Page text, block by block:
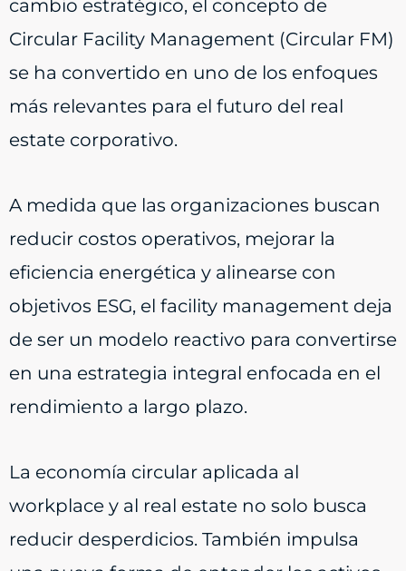
cambio estratégico, el concepto de
Circular Facility Management (Circular FM)
se ha convertido en uno de los enfoques
más relevantes para el futuro del real
estate corporativo.
A medida que las organizaciones buscan
reducir costos operativos, mejorar la
eficiencia energética y alinearse con
objetivos ESG, el facility management deja
de ser un modelo reactivo para convertirse
en una estrategia integral enfocada en el
rendimiento a largo plazo.
La economía circular aplicada al
workplace y al real estate no solo busca
reducir desperdicios. También impulsa